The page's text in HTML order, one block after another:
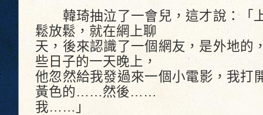
韓琦抽泣了一會兒，這才說：「
鬆放鬆，就在網上聊
天，後來認識了一個網友，是外地的
些日子的一天晚上，
他忽然給我發過來一個小電影，我
黃色的……然後……
我……」